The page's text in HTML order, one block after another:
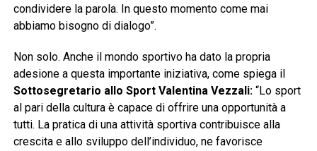
condividere la parola. In questo momento come mai
abbiamo bisogno di dialogo”.
Non solo. Anche il mondo sportivo ha dato la propria
adesione a questa importante iniziativa, come spiega il
Sottosegretario allo Sport Valentina Vezzali:“Lo sport
al pari della cultura è capace di offrire una opportunità a
tutti. La pratica di una attività sportiva contribuisce alla
crescita e allo sviluppo dell’individuo, ne favorisce